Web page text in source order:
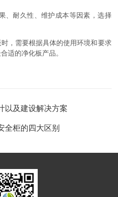
、耐久性、维护成本等因素，选择
，需要根据具体的使用环境和要求
适的净化板产品。
以及建设解决方案
全柜的四大区别